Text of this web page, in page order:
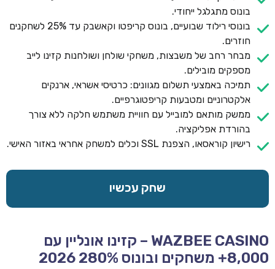
בונוס מתגלגל ייחודי.
בונוסי רילוד שבועיים, בונוס קריפטו וקאשבק עד 25% לשחקנים
חוזרים.
מבחר רחב של משבצות, משחקי שולחן ושולחנות קזינו לייב
מספקים מובילים.
תמיכה באמצעי תשלום מגוונים: כרטיסי אשראי, ארנקים
אלקטרוניים ומטבעות קריפטוגרפיים.
ממשק מותאם למובייל עם חוויית משתמש חלקה ללא צורך
בהורדת אפליקציה.
רישיון קוראסאו, הצפנת SSL וכלים למשחק אחראי באזור האישי.
שחק עכשיו
WAZBEE CASINO – קזינו אונליין עם
8,000+ משחקים ובונוס 280% 2026